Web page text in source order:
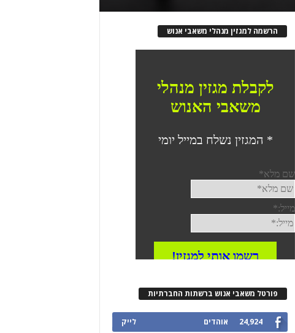
הרשמה למגזין מנהלי משאבי אנוש
פורטל משאבי אנוש ברשתות החברתיות
24,924 אוהדים לייק